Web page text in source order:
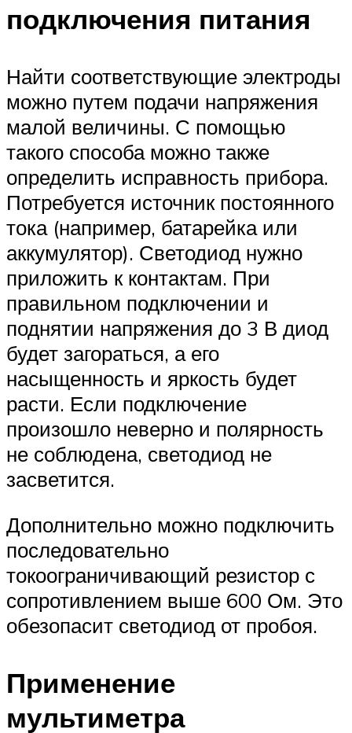
подключения питания
Найти соответствующие электроды
можно путем подачи напряжения
малой величины. С помощью
такого способа можно также
определить исправность прибора.
Потребуется источник постоянного
тока (например, батарейка или
аккумулятор). Светодиод нужно
приложить к контактам. При
правильном подключении и
поднятии напряжения до 3 В диод
будет загораться, а его
насыщенность и яркость будет
расти. Если подключение
произошло неверно и полярность
не соблюдена, светодиод не
засветится.
Дополнительно можно подключить
последовательно
токоограничивающий резистор с
сопротивлением выше 600 Ом. Это
обезопасит светодиод от пробоя.
Применение
мультиметра